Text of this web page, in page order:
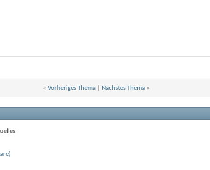
« Vorheriges Thema| Nächstes Thema »